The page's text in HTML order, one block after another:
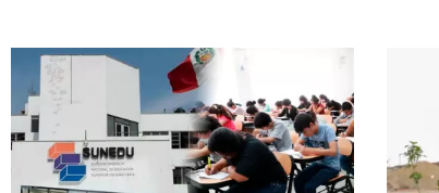
Medida excepcional